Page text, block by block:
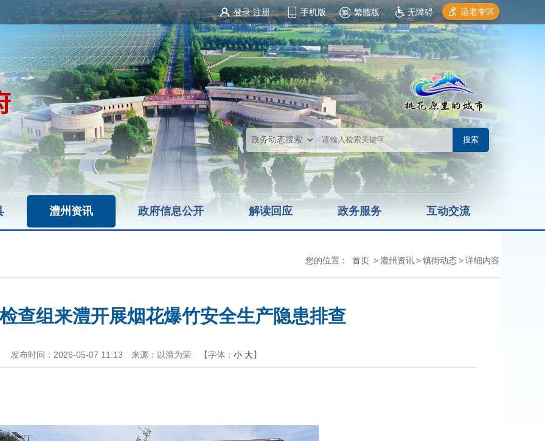
登录 注册 手机版 繁體版 无障碍 适老专区
澧州资讯 政府信息公开 解读回应 政务服务 互动交流
您的位置： 首页 >澧州资讯>镇街动态>详细内容
查组来澧开展烟花爆竹安全生产隐患排查
发布时间：2026-05-07 11:13 来源：以澧为荣 【字体： 小 大】